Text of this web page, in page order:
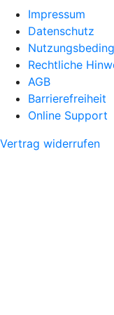
Impressum
Datenschutz
Rechtliche
AGB
Barrierefreiheit
Online Support
Vertrag widerrufen